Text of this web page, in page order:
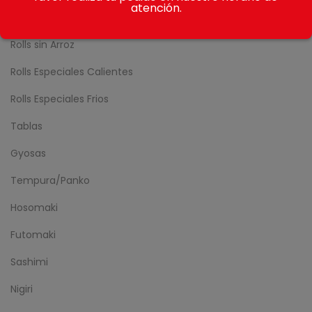
Rolls sin Arroz
Rolls Especiales Calientes
Rolls Especiales Frios
Tablas
Gyosas
Tempura/Panko
Hosomaki
Futomaki
Sashimi
Nigiri
atención.